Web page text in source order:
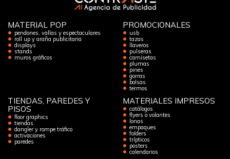
MATERIAL POP
pendones, vallas y espectaculares
roll up y araña publicitaria
displays
stands
muros gráficos
PROMOCIONALES
usb
tazas
llaveros
pulseras
camisetas
plumas
pines
gorras
bolsas
termos
TIENDAS, PAREDES Y
PISOS
floor graphics
tiendas
dangler y rompe tráfico
activaciones
paredes
MATERIALES IMPRESOS
catálogos
flyers o volantes
lonas
empaques
folders
trípticos
posters
calendarios